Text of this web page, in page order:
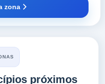
zona
próximos